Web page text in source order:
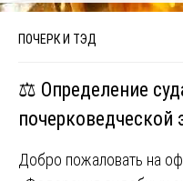
ПОЧЕРК И ТЭД
⚖️ Определение
почерковедческой
Добро пожаловать на